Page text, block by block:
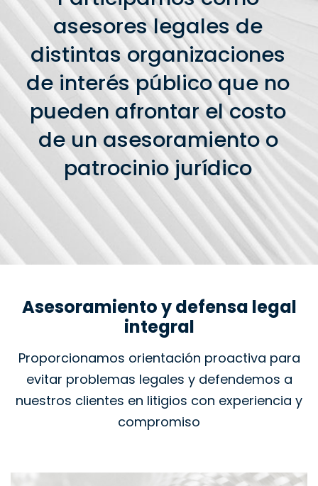
asesores legales de
distintas organizaciones
de interés público que no
pueden afrontar el costo
de un asesoramiento o
patrocinio jurídico
Asesoramiento y defensa legal
integral
Proporcionamos orientación proactiva para
evitar problemas legales y defendemos a
nuestros clientes en litigios con experiencia y
compromiso